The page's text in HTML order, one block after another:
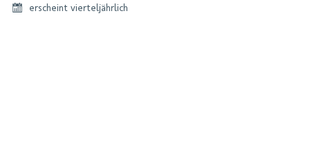
Bildgalerie
erscheint vierteljährlich